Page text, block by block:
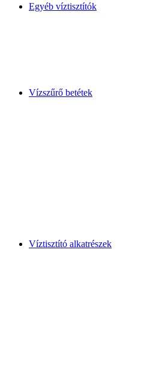
Egyéb víztisztítók
Vízszűrő betétek
Víztisztító alkatrészek